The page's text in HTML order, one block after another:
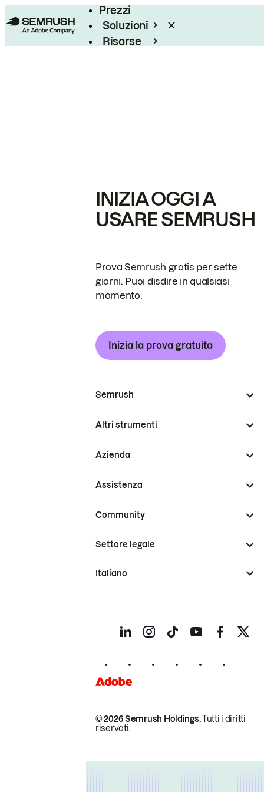
Prezzi
Soluzioni
Risorse
INIZIA OGGI A
USARE SEMRUSH
Prova Semrush gratis per sette
giorni. Puoi disdire in qualsiasi
momento.
Inizia la prova gratuita
Semrush
Altri strumenti
Azienda
Assistenza
Community
© 2026 Semrush Holdings.Tutti i diritti
riservati.
Settore legale
Italiano